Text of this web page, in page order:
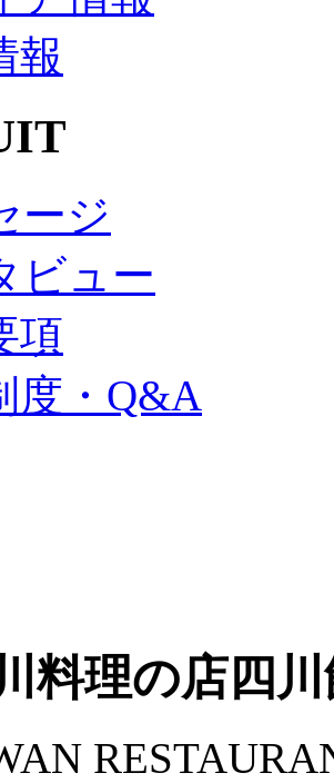
報
ージ
ビュー
項
度・Q&A
料理の店 四